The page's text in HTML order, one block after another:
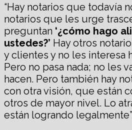
“Hay notarios que todavía
notarios que les urge
preguntan ‘¿cómo hago
ustedes?’ Hay otros
y clientes y no les interesa
Pero no pasa nada; no les
hacen. Pero también hay
con otra visión, que están
otros de mayor nivel. Lo
están logrando